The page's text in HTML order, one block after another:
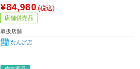
¥84,980 (税込)
店舗併売品
取扱店舗
なんば店